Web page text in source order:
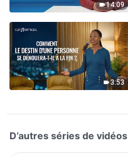
14:09
3:53
D’autres séries de vidéos